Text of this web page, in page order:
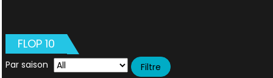
FLOP 10
Par saison